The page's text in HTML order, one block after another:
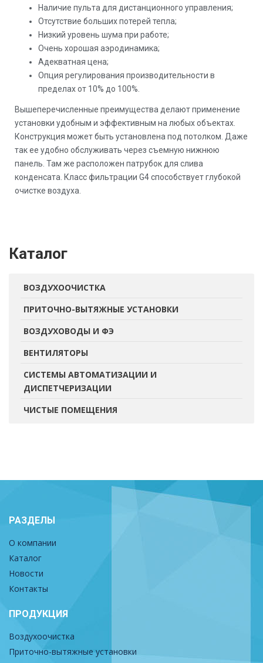
Наличие пульта для дистанционного управления;
Отсутствие больших потерей тепла;
Низкий уровень шума при работе;
Очень хорошая аэродинамика;
Адекватная цена;
Опция регулирования производительности в
пределах от 10% до 100%.
Вышеперечисленные преимущества делают применение
установки удобным и эффективным на любых объектах.
Конструкция может быть установлена под потолком. Даже
так ее удобно обслуживать через съемную нижнюю
панель. Там же расположен патрубок для слива
конденсата. Класс фильтрации G4 способствует глубокой
очистке воздуха.
Каталог
ВОЗДУХООЧИСТКА
ПРИТОЧНО-ВЫТЯЖНЫЕ УСТАНОВКИ
ВОЗДУХОВОДЫ И ФЭ
ВЕНТИЛЯТОРЫ
СИСТЕМЫ АВТОМАТИЗАЦИИ И
ДИСПЕТЧЕРИЗАЦИИ
ЧИСТЫЕ ПОМЕЩЕНИЯ
РАЗДЕЛЫ
О компании
Каталог
Новости
Контакты
ПРОДУКЦИЯ
Воздухоочистка
Приточно-вытяжные установки